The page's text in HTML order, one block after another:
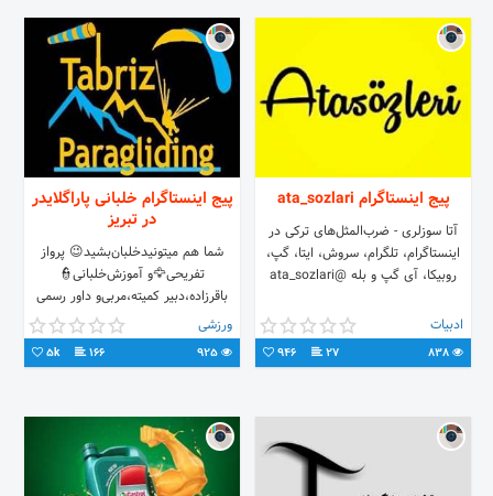
پیج اینستاگرام ata_sozlari
آتا سوزلری - ضرب‌المثل‌های ترکی در
اینستاگرام، تلگرام، سروش، ایتا، گپ،
روبیکا، آی گپ و بله @ata_sozlari
ادبیات
27
946
پیج اینستاگرام خلبانی پاراگلایدر
در تبریز
شما هم میتونید‌خلبان‌بشید‌😉‌ پرواز
تفریحی🦅‌و آموزش‌خلبانی‌‌👮‌
باقرزاده،دبیر کمیته،مربی‌و داور رسمی
کشور خانلو، مسئول آموزش استان از
سال۸۸ خلبان و مربی
ورزشی
166
5k